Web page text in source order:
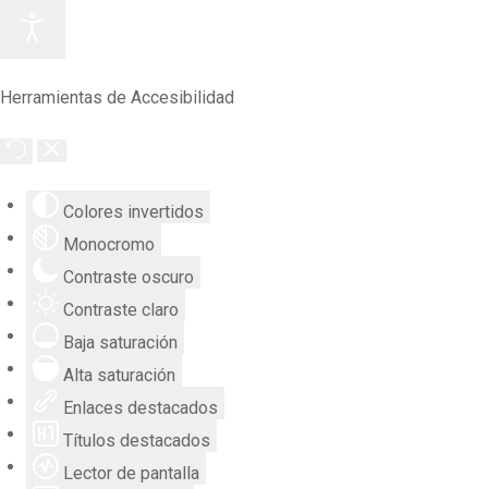
Herramientas de Accesibilidad
Colores invertidos
Monocromo
Contraste oscuro
Contraste claro
Baja saturación
Alta saturación
Enlaces destacados
Títulos destacados
Lector de pantalla